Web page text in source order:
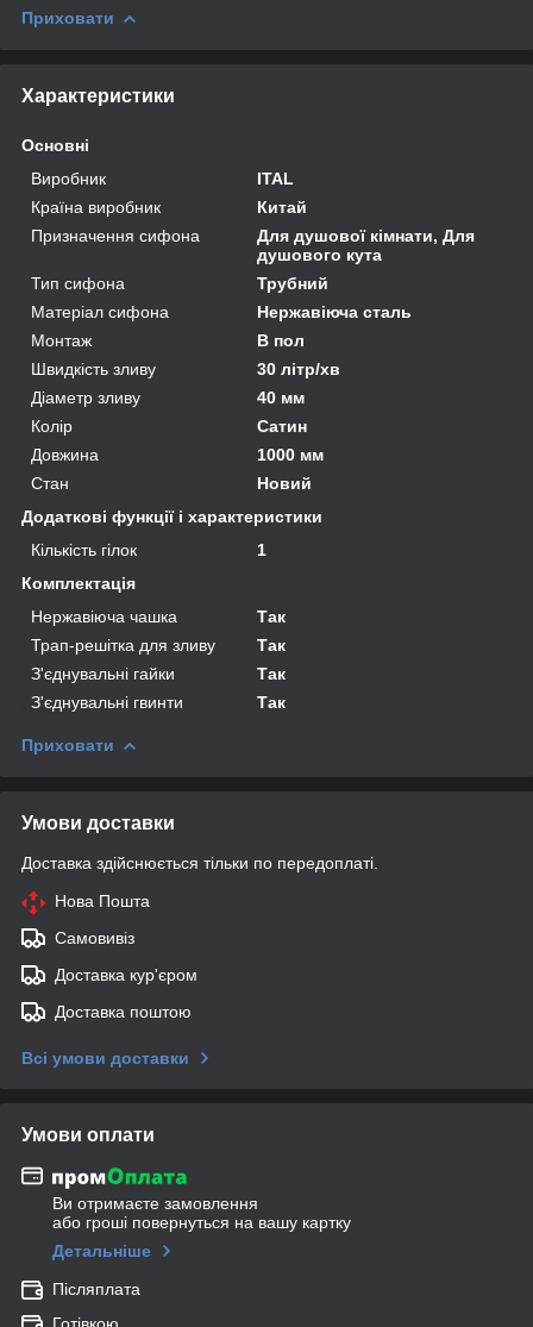
Приховати
Характеристики
Основні
Виробник
ITAL
Країна виробник
Китай
Призначення сифона
Для душової кімнати, Для
душового кута
Тип сифона
Трубний
Матеріал сифона
Нержавіюча сталь
Монтаж
В пол
Швидкість зливу
30 літр/хв
Діаметр зливу
40 мм
Колір
Сатин
Довжина
1000 мм
Стан
Новий
Додаткові функції і характеристики
Кількість гілок
1
Комплектація
Нержавіюча чашка
Так
Трап-решітка для зливу
Так
З'єднувальні гайки
Так
З'єднувальні гвинти
Так
Приховати
Умови доставки
Доставка здійснюється тільки по передоплаті.
Нова Пошта
Самовивіз
Доставка кур'єром
Доставка поштою
Всі умови доставки
Умови оплати
Ви отримаєте замовлення
або гроші повернуться на вашу картку
Детальніше
Післяплата